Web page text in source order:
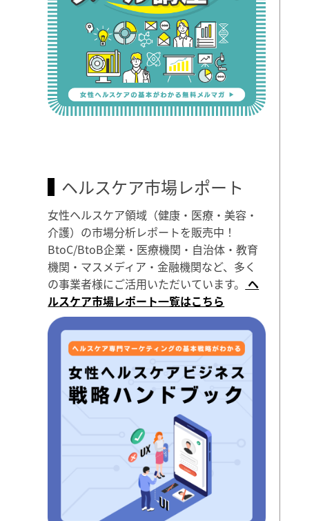
ヘルスケア市場レポート
女性ヘルスケア領域（健康・医療・美容・
介護）の市場分析レポートを販売中！
BtoC/BtoB企業・医療機関・自治体・教育
機関・マスメディア・金融機関など、多く
の事業者様にご活用いただいています。 ヘ
ルスケア市場レポート一覧はこちら